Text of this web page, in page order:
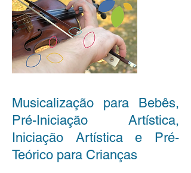
Musicalização para Bebês,
Pré-Iniciação Artística,
Iniciação Artística e Pré-
Teórico para Crianças